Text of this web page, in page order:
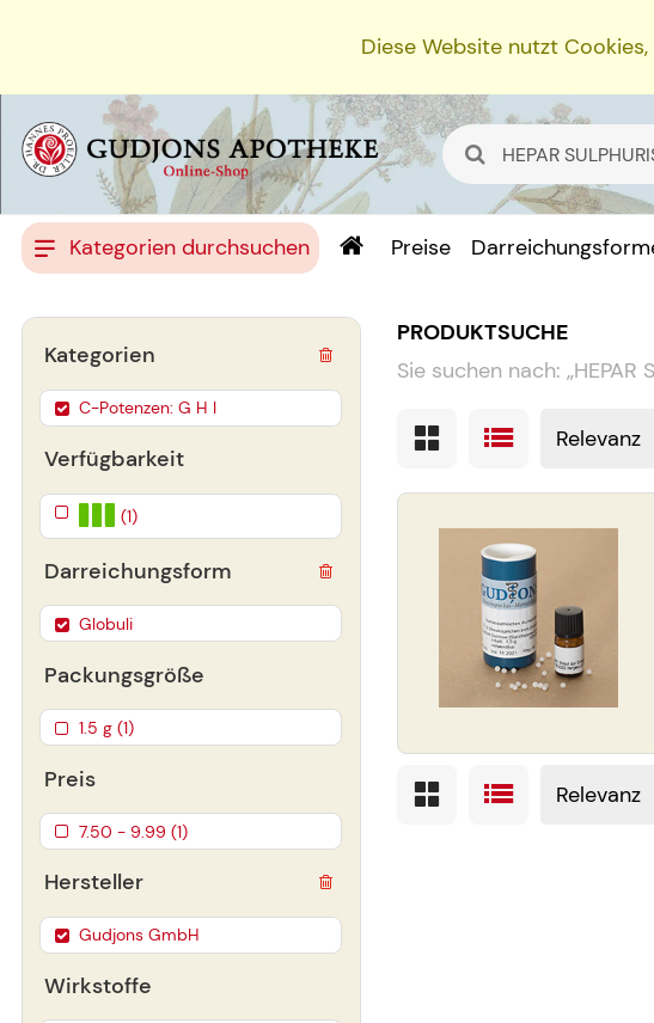
Diese Website nutzt
Kategorien durchsuchen Preise
PRODUKTSUCHE
Sie suchen nach: „HEPAR
Verfügbarkeit
(1)
Darreichungsform
Globuli
Packungsgröße
1.5 g (1)
Preis
7.50 - 9.99 (1)
Hersteller
Gudjons GmbH
Wirkstoffe
Kategorien
C-Potenzen: G H I